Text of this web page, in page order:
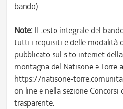
bando).
Note: Il testo integrale del
tutti i requisiti e delle modalità
pubblicato sul sito internet
montagna del Natisone e Torre
https://natisone-
on line e nella sezione
trasparente.